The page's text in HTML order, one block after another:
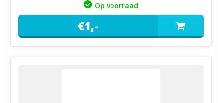
Op voorraad
€1,-